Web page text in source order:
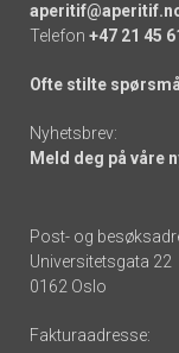
Telefon +47 21 45
Ofte stilte spørsmål
Nyhetsbrev:
Meld deg på våre
Post- og
Universitetsgata 22
0162 Oslo
Fakturaadresse: